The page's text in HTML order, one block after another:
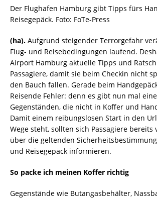
Der Flughafen Hamburg gibt Tipps fürs
Reisegepäck. Foto: FoTe-Press
(ha). Aufgrund steigender Terrorgefahr
Flug- und Reisebedingungen laufend.
Airport Hamburg aktuelle Tipps und
Passagiere, damit sie beim Checkin nicht
den Bauch fallen. Gerade beim
Reisende Fehler: denn es gibt nun mal
Gegenständen, die nicht in Koffer und
Damit einem reibungslosen Start in den
Wege steht, sollten sich Passagiere bereits
über die geltenden
und Reisegepäck informieren.
So packe ich meinen Koffer richtig
Gegenstände wie Butangasbehälter,